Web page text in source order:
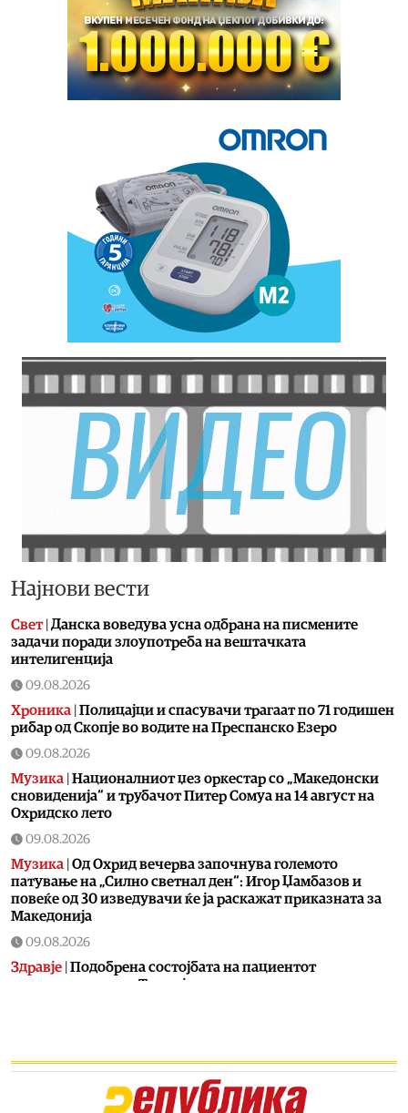
Најнови вести
Свет| Данска воведува усна одбрана на писмените
задачи поради злоупотреба на вештачката
интелигенција
09.08.2026
Хроника Полицајци и спасувачи трагаат по 71 годишен
рибар од Скопје во водите на Преспанско Езеро
09.08.2026
Музика Националниот џез оркестар со „Македонски
сновиденија“ и трубачот Питер Сомуа на 14 август на
Охридско лето
09.08.2026
Музика Од Охрид вечерва започнува големото
патување на „Силно светнал ден“: Игор Џамбазов и
повеќе од 30 изведувачи ќе ја раскажат приказната за
Македонија
09.08.2026
Здравје Подобрена состојбата на пациентот
транспортиран од Турција, лекарите апелираат на
број пациенти повредени во сообраќајки, регистрирани
се и случаи на колапс предизвикан од високите